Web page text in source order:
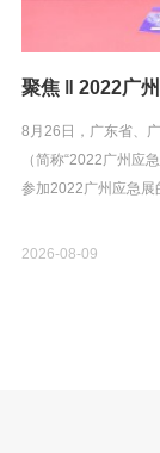
聚焦 ‖ 2022广
8月26日，广东省、
（简称“2022广州应
参加2022广州应急展
2026-08-09